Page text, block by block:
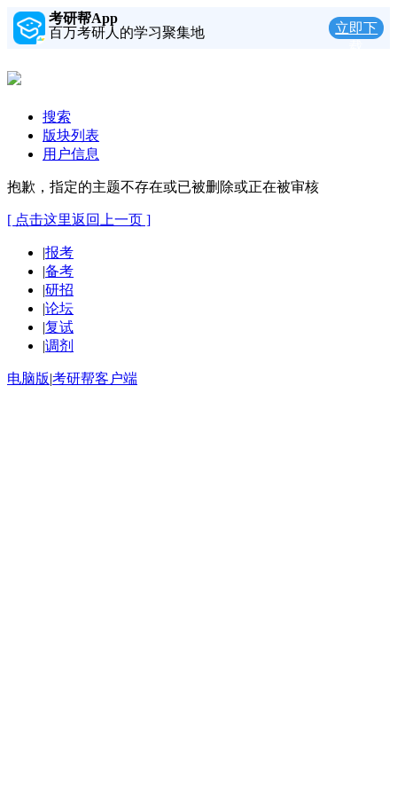
考研帮App
百万考研人的学习聚集地
立即下
搜索
版块列表
用户信息
抱歉，指定的主题不存在或已被删除或正在被审核
[ 点击这里返回上一页 ]
|报考
|备考
|研招
|论坛
|复试
|调剂
电脑版|考研帮客户端